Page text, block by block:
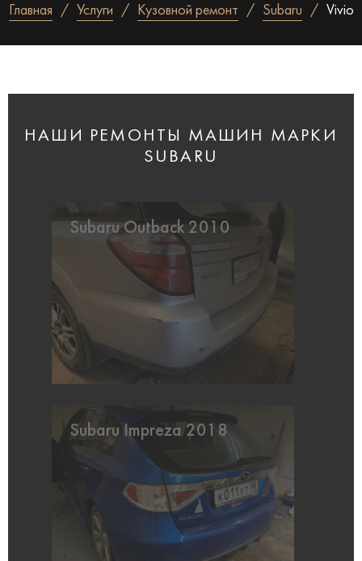
Главная Услуги Кузовной ремонт Subaru Vivio
НАШИ РЕМОНТЫ МАШИН МАРКИ
SUBARU
Subaru Outback 2010
Subaru Impreza 2018